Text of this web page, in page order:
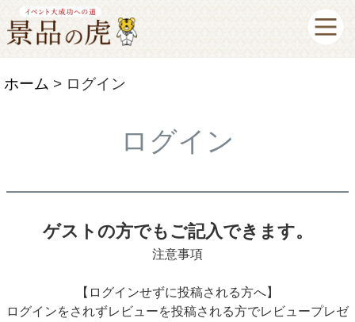
ホーム ログイン
ログイン
ゲストの方でもご記入できます。
注意事項
【ログインせずに投稿される方へ】
ログインをされずレビューを投稿される方でレビュープレゼ